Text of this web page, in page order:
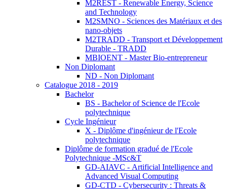
M2REST - Renewable Energy, Science
and Technology
M2SMNO - Sciences des Matériaux et des
nano-objets
M2TRADD - Transport et Développement
Durable - TRADD
MBIOENT - Master Bio-entrepreneur
Non Diplomant
ND - Non Diplomant
Catalogue 2018 - 2019
Bachelor
BS - Bachelor of Science de l'Ecole
polytechnique
Cycle Ingénieur
X - Diplôme d'ingénieur de l'Ecole
polytechnique
Diplôme de formation gradué de l'Ecole
Polytechnique -MSc&T
GD-AIAVC - Artificial Intelligence and
Advanced Visual Computing
GD-CTD - Cybersecurity : Threats &